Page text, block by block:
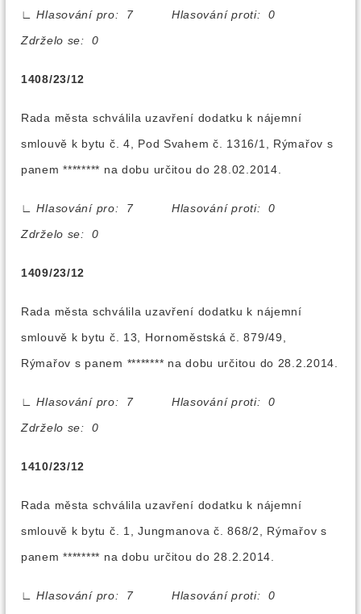
∟
Hlasování pro: 7 Hlasování proti: 0
Zdrželo se: 0
1408/23/12
Rada města schválila uzavření dodatku k nájemní
smlouvě k bytu č. 4, Pod Svahem č. 1316/1, Rýmařov s
panem ******** na dobu určitou do 28.02.2014.
∟
Hlasování pro: 7 Hlasování proti: 0
Zdrželo se: 0
1409/23/12
Rada města schválila uzavření dodatku k nájemní
smlouvě k bytu č. 13, Hornoměstská č. 879/49,
Rýmařov s panem ******** na dobu určitou do 28.2.2014.
∟
Hlasování pro: 7 Hlasování proti: 0
Zdrželo se: 0
1410/23/12
Rada města schválila uzavření dodatku k nájemní
smlouvě k bytu č. 1, Jungmanova č. 868/2, Rýmařov s
panem ******** na dobu určitou do 28.2.2014.
∟
Hlasování pro: 7 Hlasování proti: 0